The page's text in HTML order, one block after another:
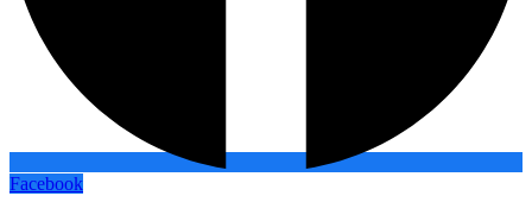
Facebook